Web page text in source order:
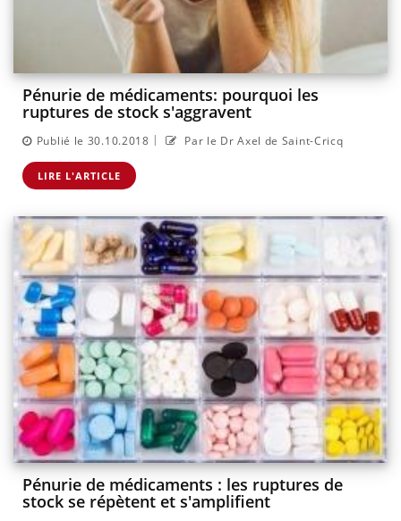
Pénurie de médicaments: pourquoi les
ruptures de stock s'aggravent
Publié le 30.10.2018 | Par le Dr Axel de Saint-Cricq
LIRE L'ARTICLE
Pénurie de médicaments : les ruptures de
stock se répètent et s'amplifient